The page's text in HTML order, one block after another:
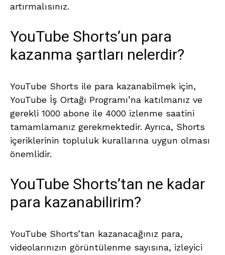
artırmalısınız.
YouTube Shorts’un para
kazanma şartları nelerdir?
YouTube Shorts ile para kazanabilmek için,
YouTube İş Ortağı Programı’na katılmanız ve
gerekli 1000 abone ile 4000 izlenme saatini
tamamlamanız gerekmektedir. Ayrıca, Shorts
içeriklerinin topluluk kurallarına uygun olması
önemlidir.
YouTube Shorts’tan ne kadar
para kazanabilirim?
YouTube Shorts’tan kazanacağınız para,
videolarınızın görüntülenme sayısına, izleyici